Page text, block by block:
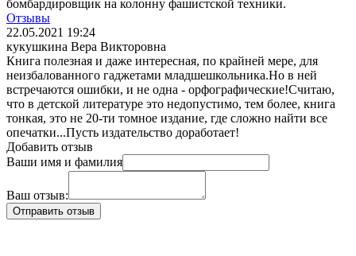
бомбардировщик на колонну фашистской техники.
Отзывы
22.05.2021 19:24
кукушкина Вера Викторовна
Книга полезная и даже интересная, по крайней мере, для
неизбалованного гаджетами младшешкольника.Но в ней
встречаются ошибки, и не одна - орфографические!Считаю,
что в детской литературе это недопустимо, тем более, книга
тонкая, это не 20-ти томное издание, где сложно найти все
опечатки...Пусть издательство доработает!
Добавить отзыв
Ваши имя и фамилия
Ваш отзыв: